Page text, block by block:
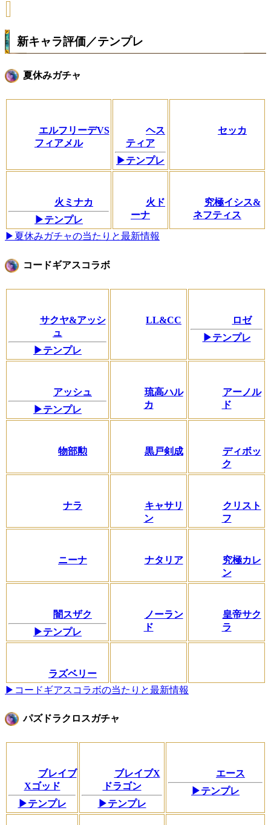
新キャラ評価／テンプレ
夏休みガチャ
エルフリーデVS
フィアメル
ヘス
ティア
▶テンプレ
セッカ
火ミナカ
▶テンプレ
火ド
ーナ
究極イシス&
ネフティス
▶夏休みガチャの当たりと最新情報
コードギアスコラボ
サクヤ&アッシ
ュ
▶テンプレ
LL&CC
ロゼ
▶テンプレ
アッシュ
▶テンプレ
琉高ハル
カ
アーノル
ド
物部勲 黒戸剣成
ディボッ
ク
ナラ
キャサリ
ン
クリスト
フ
ニーナ ナタリア
究極カレ
ン
闇スザク
▶テンプレ
ノーラン
ド
皇帝サク
ラ
ラズベリー
▶コードギアスコラボの当たりと最新情報
パズドラクロスガチャ
ブレイブ
Xゴッド
▶テンプレ
ブレイブX
ドラゴン
▶テンプレ
エース
▶テンプレ